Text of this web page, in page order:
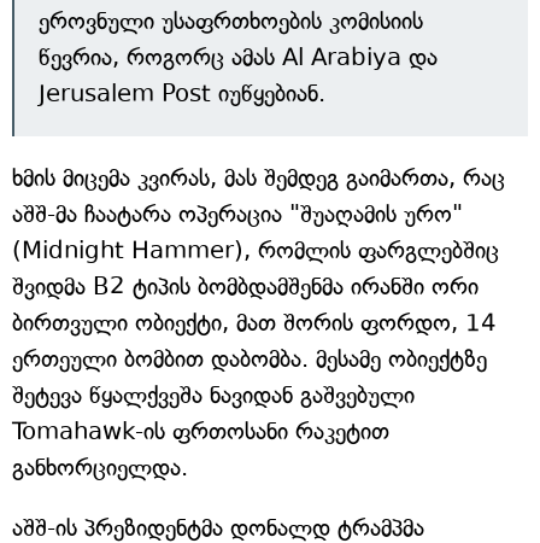
ეროვნული უსაფრთხოების კომისიის
წევრია, როგორც ამას Al Arabiya და
Jerusalem Post იუწყებიან.
ხმის მიცემა კვირას, მას შემდეგ გაიმართა, რაც
აშშ-მა ჩაატარა ოპერაცია "შუაღამის ურო"
(Midnight Hammer), რომლის ფარგლებშიც
შვიდმა B2 ტიპის ბომბდამშენმა ირანში ორი
ბირთვული ობიექტი, მათ შორის ფორდო, 14
ერთეული ბომბით დაბომბა. მესამე ობიექტზე
შეტევა წყალქვეშა ნავიდან გაშვებული
Tomahawk-ის ფრთოსანი რაკეტით
განხორციელდა.
აშშ-ის პრეზიდენტმა დონალდ ტრამპმა